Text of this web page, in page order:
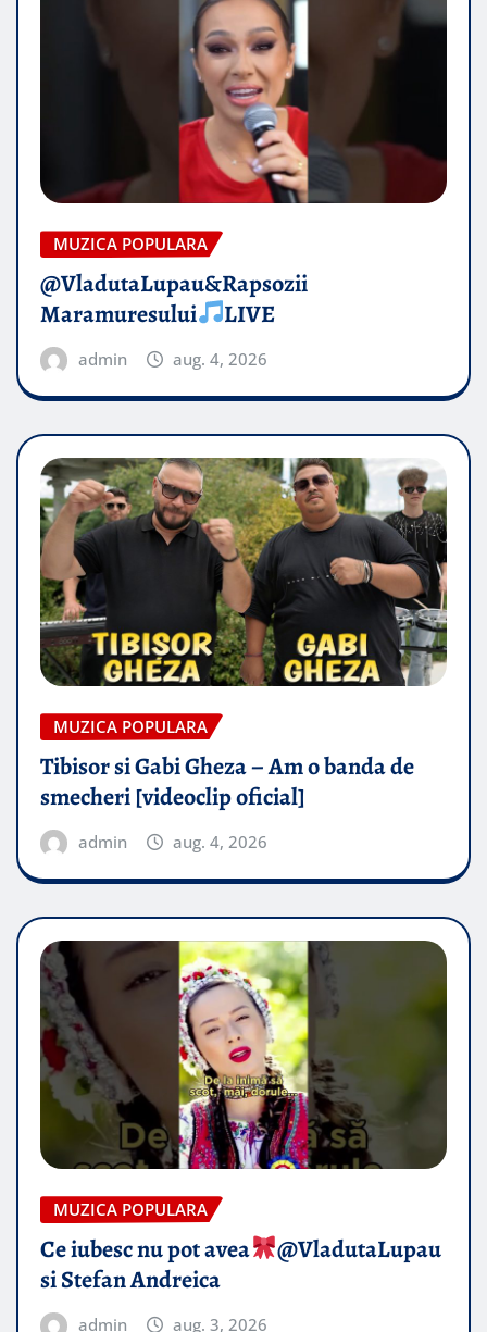
MUZICA POPULARA
@VladutaLupau&Rapsozii
Maramuresului
LIVE
admin aug. 4, 2026
MUZICA POPULARA
Tibisor si Gabi Gheza – Am o banda de
smecheri [videoclip oficial]
admin aug. 4, 2026
MUZICA POPULARA
Ce iubesc nu pot avea
​@VladutaLupau
si Stefan Andreica
admin aug. 3, 2026